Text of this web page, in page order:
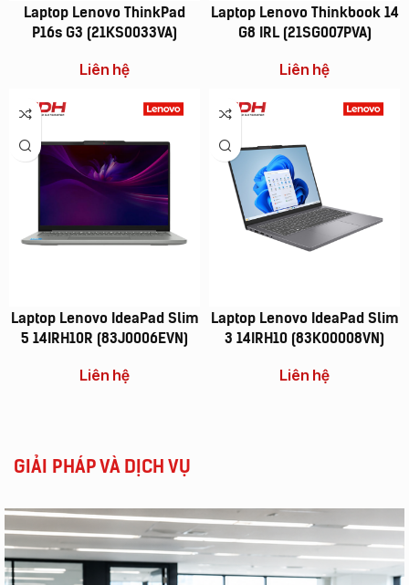
Laptop Lenovo ThinkPad
P16s G3 (21KS0033VA)
Liên hệ
Laptop Lenovo Thinkbook 14
G8 IRL (21SG007PVA)
Liên hệ
Laptop Lenovo IdeaPad Slim
5 14IRH10R (83J0006EVN)
Liên hệ
Laptop Lenovo IdeaPad Slim
3 14IRH10 (83K00008VN)
Liên hệ
GIẢI PHÁP VÀ DỊCH VỤ